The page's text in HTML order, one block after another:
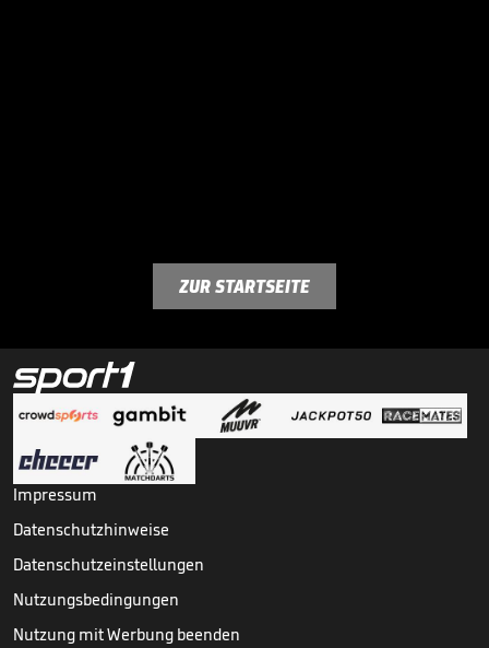
ZUR STARTSEITE
Impressum
Datenschutzhinweise
Datenschutzeinstellungen
Nutzungsbedingungen
Nutzung mit Werbung beenden